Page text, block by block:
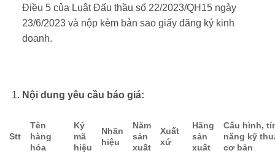
Điều 5 của Luật Đấu thầu số 22/2023/QH15 ngày
23/6/2023 và nộp kèm bản sao giấy đăng ký kinh
doanh.
Nội dung yêu cầu báo giá:
Stt
Tên
hàng
hóa
Ký
mã
hiệu
Nhãn
hiệu
Năm
sản
xuất
Xuất
xứ
Hãng
sản
xuất
Cấu hình,
năng kỹ
cơ bản